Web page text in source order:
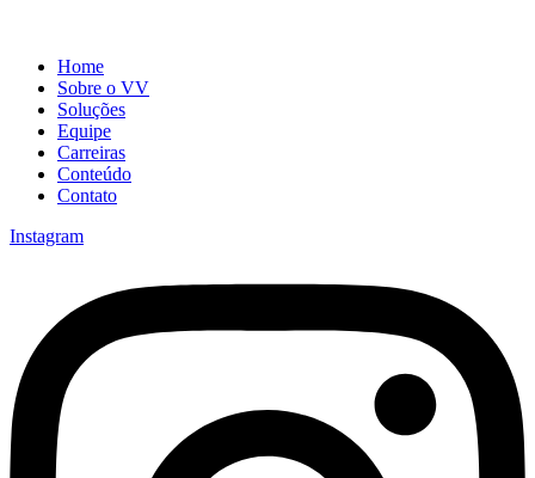
Home
Sobre o VV
Soluções
Equipe
Carreiras
Conteúdo
Contato
Instagram